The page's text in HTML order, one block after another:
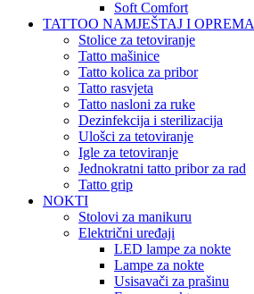
Soft Comfort
TATTOO NAMJEŠTAJ I OPREMA
Stolice za tetoviranje
Tatto mašinice
Tatto kolica za pribor
Tatto rasvjeta
Tatto nasloni za ruke
Dezinfekcija i sterilizacija
Ulošci za tetoviranje
Igle za tetoviranje
Jednokratni tatto pribor za rad
Tatto grip
NOKTI
Stolovi za manikuru
Električni uređaji
LED lampe za nokte
Lampe za nokte
Usisavači za prašinu